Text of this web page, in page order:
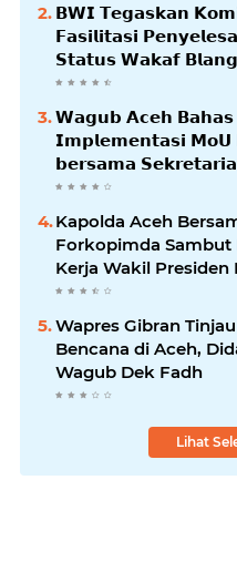
𝗕𝗪𝗜 𝗧𝗲𝗴𝗮𝘀𝗸𝗮𝗻
𝗙𝗮𝘀𝗶𝗹𝗶𝘁𝗮𝘀𝗶
𝗦𝘁𝗮𝘁𝘂𝘀 𝗪𝗮𝗸𝗮𝗳
𝗪𝗮𝗴𝘂𝗯 𝗔𝗰𝗲𝗵 𝗕𝗮𝗵𝗮𝘀
𝗜𝗺𝗽𝗹𝗲𝗺𝗲𝗻𝘁𝗮𝘀𝗶 𝗠𝗼𝗨
𝗯𝗲𝗿𝘀𝗮𝗺𝗮
Kapolda Aceh
Forkopimda Sambut
Kerja Wakil Presiden
Kabupaten Bireuen
Wapres Gibran
Bencana di Aceh,
Wagub Dek Fadh
Lihat